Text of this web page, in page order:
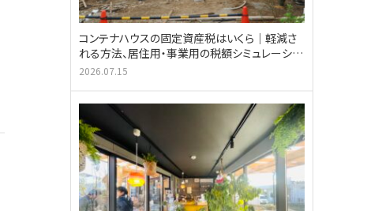
コンテナハウスの固定資産税はいくら｜軽減さ
れる方法、居住用・事業用の税額シミュレーショ
ン
2026.07.15